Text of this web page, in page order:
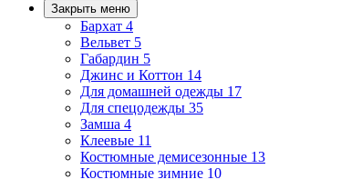
Закрыть меню
Бархат 4
Вельвет 5
Габардин 5
Джинс и Коттон 14
Для домашней одежды 17
Для спецодежды 35
Замша 4
Клеевые 11
Костюмные демисезонные 13
Костюмные зимние 10